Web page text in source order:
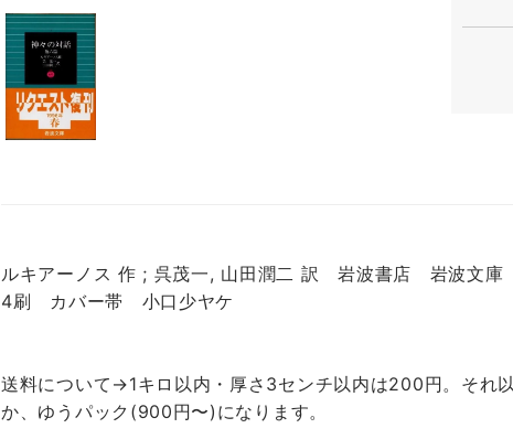
ルキアーノス 作 ; 呉茂一, 山田潤二 訳 岩波書店 岩波文
4刷 カバー帯 小口少ヤケ
送料について→1キロ以内・厚さ3センチ以内は200円。それ
か、ゆうパック(900円〜)になります。